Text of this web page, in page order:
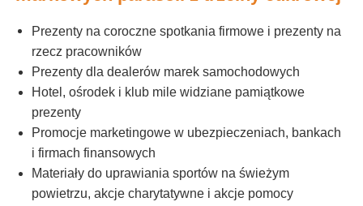
Prezenty na coroczne spotkania firmowe i prezenty na
rzecz pracowników
Prezenty dla dealerów marek samochodowych
Hotel, ośrodek i klub mile widziane pamiątkowe
prezenty
Promocje marketingowe w ubezpieczeniach, bankach
i firmach finansowych
Materiały do ​​uprawiania sportów na świeżym
powietrzu, akcje charytatywne i akcje pomocy